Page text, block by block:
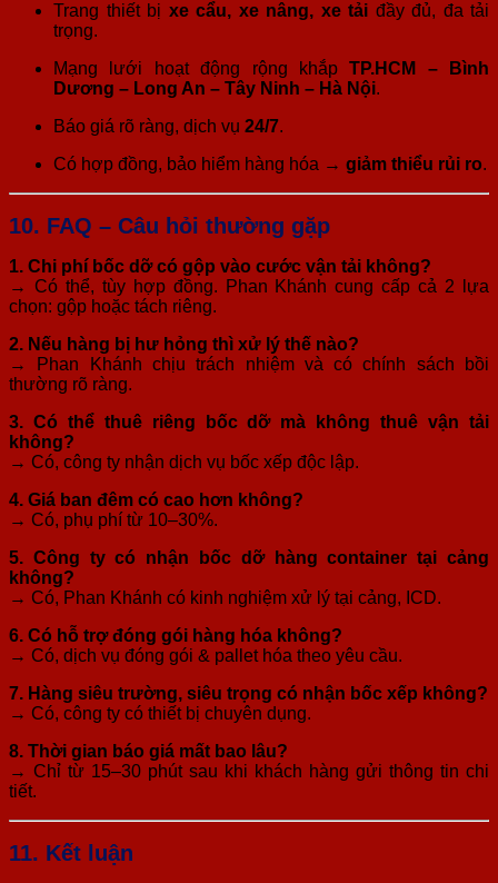
Trang thiết bị xe cẩu, xe nâng, xe tải đầy đủ, đa tải
trọng.
Mạng lưới hoạt động rộng khắpTP.HCM – Bình
Dương – Long An – Tây Ninh – Hà Nội.
Báo giá rõ ràng, dịch vụ 24/7.
Có hợp đồng, bảo hiểm hàng hóa → giảm thiểu rủi ro.
10. FAQ – Câu hỏi thường gặp
1. Chi phí bốc dỡ có gộp vào cước vận tải không?
→ Có thể, tùy hợp đồng. Phan Khánh cung cấp cả 2 lựa
chọn: gộp hoặc tách riêng.
2. Nếu hàng bị hư hỏng thì xử lý thế nào?
→ Phan Khánh chịu trách nhiệm và có chính sách bồi
thường rõ ràng.
3. Có thể thuê riêng bốc dỡ mà không thuê vận tải
không?
→ Có, công ty nhận dịch vụ bốc xếp độc lập.
4. Giá ban đêm có cao hơn không?
→ Có, phụ phí từ 10–30%.
5. Công ty có nhận bốc dỡ hàng container tại cảng
không?
→ Có, Phan Khánh có kinh nghiệm xử lý tại cảng, ICD.
6. Có hỗ trợ đóng gói hàng hóa không?
→ Có, dịch vụ đóng gói & pallet hóa theo yêu cầu.
7. Hàng siêu trường, siêu trọng có nhận bốc xếp không?
→ Có, công ty có thiết bị chuyên dụng.
8. Thời gian báo giá mất bao lâu?
→ Chỉ từ 15–30 phút sau khi khách hàng gửi thông tin chi
tiết.
11. Kết luận